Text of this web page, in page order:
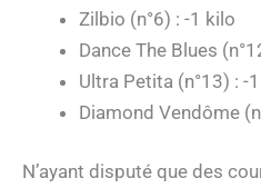
Zilbio (n°6) : -1 kilo
Dance The Blues
Ultra Petita (n°13) : -
Diamond Vendôme
N’ayant disputé que des